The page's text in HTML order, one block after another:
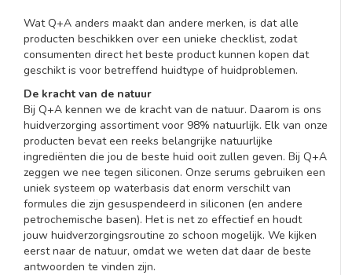
Wat Q+A anders maakt dan andere merken, is dat alle
producten beschikken over een unieke checklist, zodat
consumenten direct het beste product kunnen kopen dat
geschikt is voor betreffend huidtype of huidproblemen.
De kracht van de natuur
Bij Q+A kennen we de kracht van de natuur. Daarom is ons
huidverzorging assortiment voor 98% natuurlijk. Elk van onze
producten bevat een reeks belangrijke natuurlijke
ingrediënten die jou de beste huid ooit zullen geven. Bij Q+A
zeggen we nee tegen siliconen. Onze serums gebruiken een
uniek systeem op waterbasis dat enorm verschilt van
formules die zijn gesuspendeerd in siliconen (en andere
petrochemische basen). Het is net zo effectief en houdt
jouw huidverzorgingsroutine zo schoon mogelijk. We kijken
eerst naar de natuur, omdat we weten dat daar de beste
antwoorden te vinden zijn.